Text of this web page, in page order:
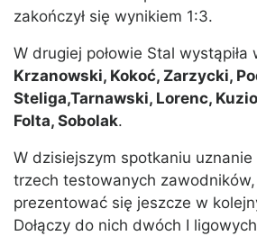
zakończył się wynikiem 1:3.
W drugiej połowie Stal wystąpiła
Krzanowski, Kokoć, Zarzycki,
Steliga,Tarnawski, Lorenc,
Folta, Sobolak.
W dzisiejszym spotkaniu uznanie
trzech testowanych
prezentować się jeszcze w
Dołączy do nich dwóch I